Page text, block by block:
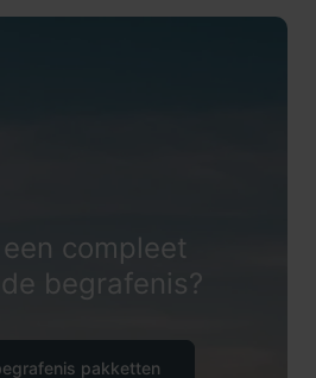
compleet
begrafenis?
pakketten